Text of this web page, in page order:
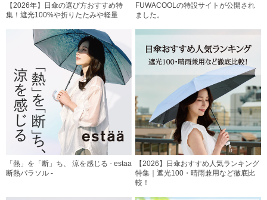
【2026年】日傘の選び方おすすめ特
集！遮光100%や折りたたみや軽量
FUWACOOLの特設サイトが公開され
ました。
「熱」を「断」ち、 涼を感じる - estaa
断熱パラソル -
【2026】日傘おすすめ人気ランキング
特集｜遮光100・晴雨兼用など徹底比
較！